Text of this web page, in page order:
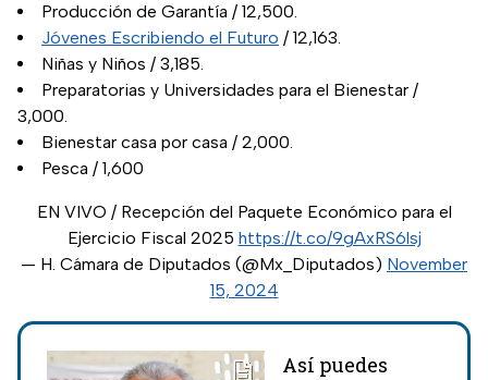
Producción de Garantía / 12,500.
Jóvenes Escribiendo el Futuro / 12,163.
Niñas y Niños / 3,185.
Preparatorias y Universidades para el Bienestar /
3,000.
Bienestar casa por casa / 2,000.
Pesca / 1,600
EN VIVO / Recepción del Paquete Económico para el
Ejercicio Fiscal 2025 https://t.co/9gAxRS6lsj
— H. Cámara de Diputados (@Mx_Diputados) November
15, 2024
Así puedes